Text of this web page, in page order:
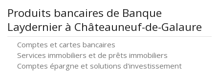
Produits bancaires de Banque
Laydernier à Châteauneuf-de-Galaure
Comptes et cartes bancaires
Services immobiliers et de prêts immobiliers
Comptes épargne et solutions d'investissement